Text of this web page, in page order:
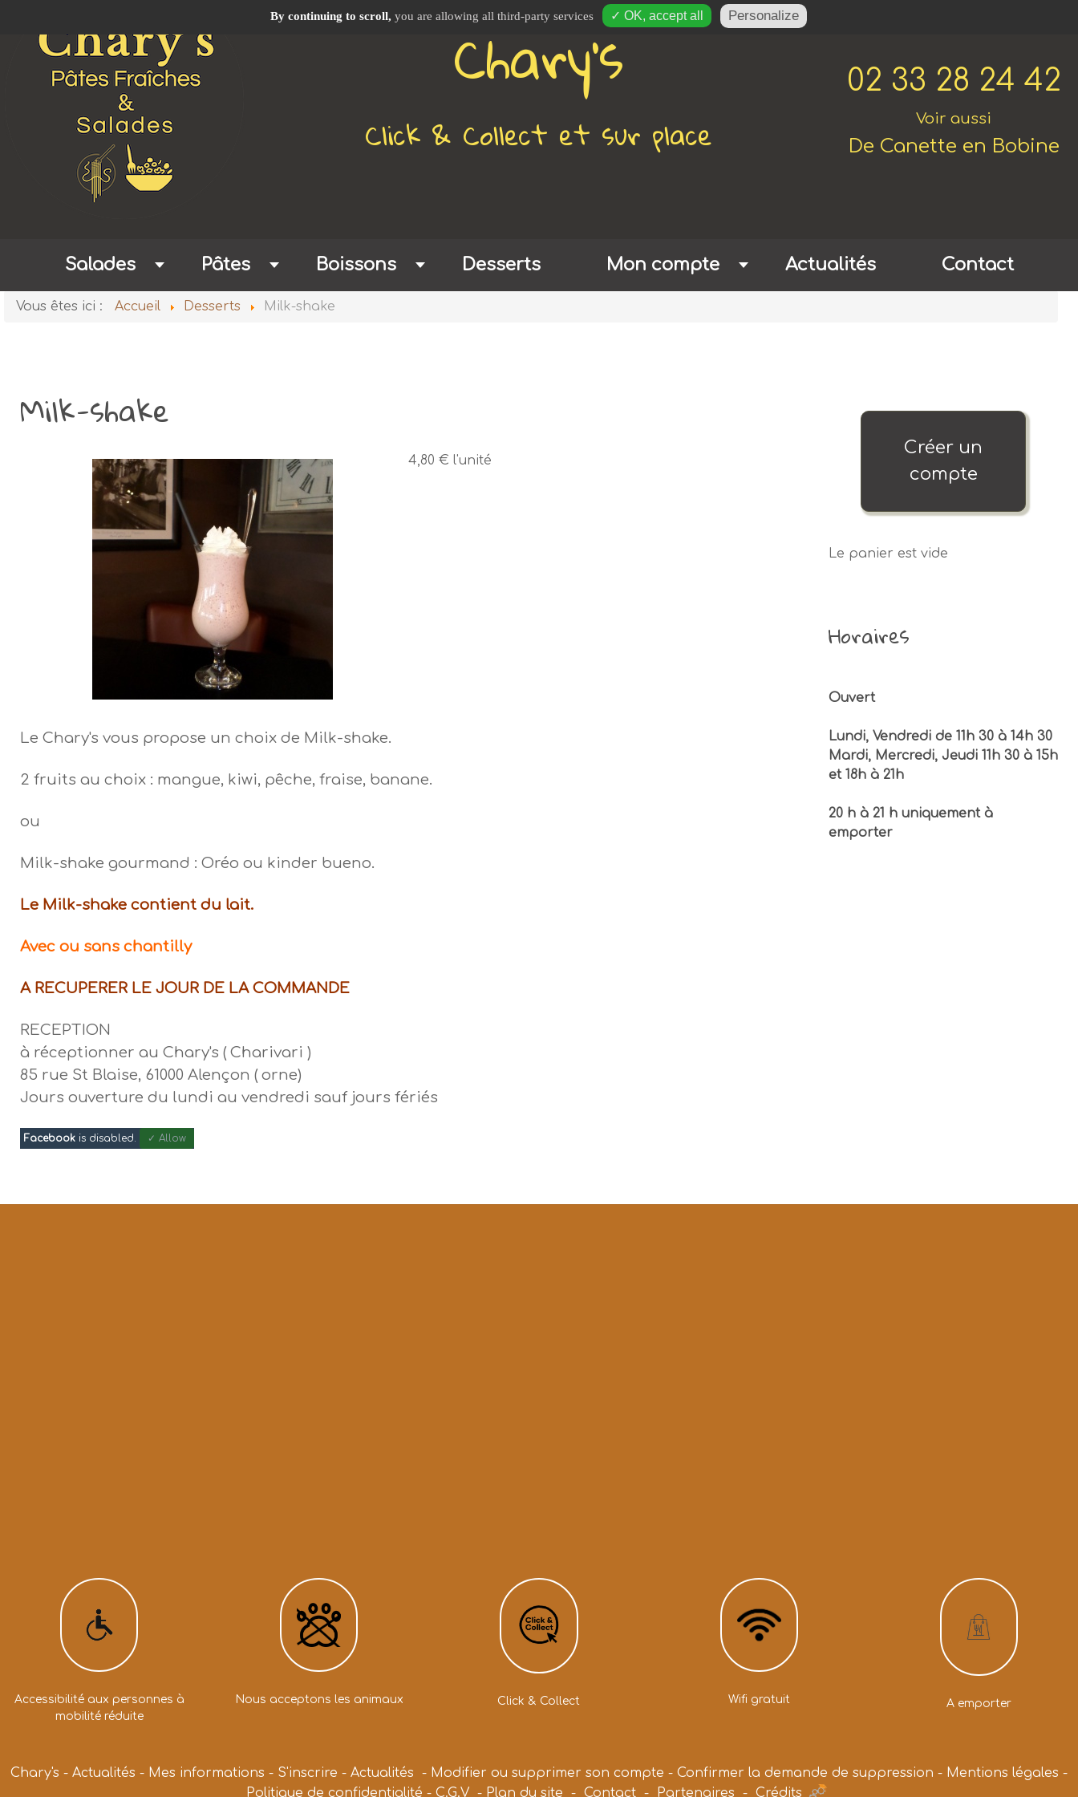
Chary's
Click & Collect et sur place
02 33 28 24 42
Voir aussi
De Canette en Bobine
Salades Pâtes Boissons Desserts Mon compte Actualités Contact
Vous êtes ici : Accueil Desserts Milk-shake
Milk-shake
4,80 € l'unité
Le Chary's vous propose un choix de Milk-shake.
2 fruits au choix : mangue, kiwi, pêche, fraise, banane.
ou
Milk-shake gourmand : Oréo ou kinder bueno.
Le Milk-shake contient du lait.
Avec ou sans chantilly
A RECUPERER LE JOUR DE LA COMMANDE
RECEPTION
à réceptionner au Chary's ( Charivari )
85 rue St Blaise, 61000 Alençon ( orne)
Jours ouverture du lundi au vendredi sauf jours fériés
Facebook is disabled. ✓ Allow
Créer un
compte
Le panier est vide
Horaires
Ouvert
Lundi, Vendredi de 11h 30 à 14h 30
Mardi, Mercredi, Jeudi 11h 30 à 15h
et 18h à 21h
20 h à 21 h uniquement à
emporter
Accessibilité aux personnes à
mobilité réduite
Nous acceptons les animaux Click & Collect Wifi gratuit A emporter
Chary's - Actualités - Mes informations - S'inscrire - Actualités - Modifier ou supprimer son compte - Confirmer la demande de suppression - Mentions légales -
Politique de confidentialité - C.G.V - Plan du site - Contact - Partenaires - Crédits
By continuing to scroll, you are allowing all third-party services ✓ OK, accept all Personalize